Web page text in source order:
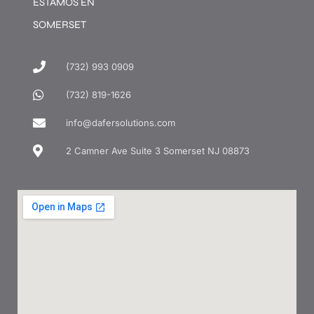
SOMERSET
(732) 993 0909
(732) 819-1626
info@dafersolutions.com
2 Camner Ave Suite 3 Somerset NJ 08873